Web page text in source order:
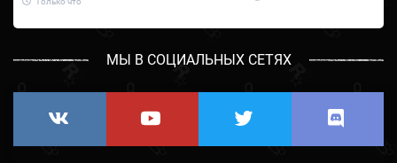
МЫ В СОЦИАЛЬНЫХ СЕТЯХ